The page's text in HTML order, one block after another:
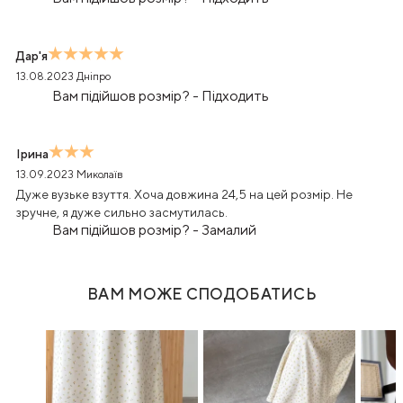
Дар'я
13.08.2023 Дніпро
Вам підійшов розмір? - Підходить
Ірина
13.09.2023 Миколаїв
Дуже вузьке взуття. Хоча довжина 24,5 на цей розмір. Не
зручне, я дуже сильно засмутилась.
Вам підійшов розмір? - Замалий
ВАМ МОЖЕ СПОДОБАТИСЬ